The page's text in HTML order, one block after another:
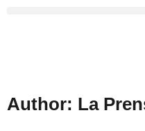
Author: La